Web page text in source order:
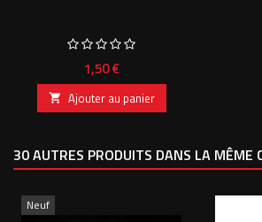
Prix
1,50 €
 Ajouter au panier
30 AUTRES PRODUITS DANS LA MÊME
Neuf